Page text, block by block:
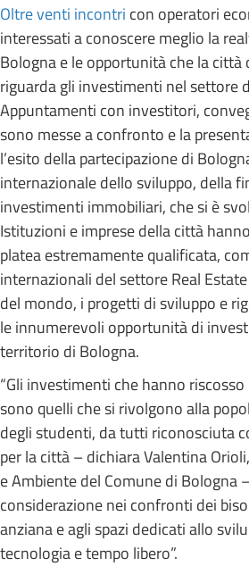
Oltre venti incontri con operatori
interessati a conoscere meglio la
Bologna e le opportunità che la
riguarda gli investimenti nel settore
Appuntamenti con investitori,
sono messe a confronto e la
l’esito della partecipazione di
internazionale dello sviluppo, della
investimenti immobiliari, che si è
Istituzioni e imprese della città
platea estremamente qualificata,
internazionali del settore Real
del mondo, i progetti di sviluppo e
le innumerevoli opportunità di
territorio di Bologna.
“Gli investimenti che hanno
sono quelli che si rivolgono alla
degli studenti, da tutti riconosciuta
per la città – dichiara Valentina
e Ambiente del Comune di Bologna
considerazione nei confronti dei
anziana e agli spazi dedicati allo
tecnologia e tempo libero”.